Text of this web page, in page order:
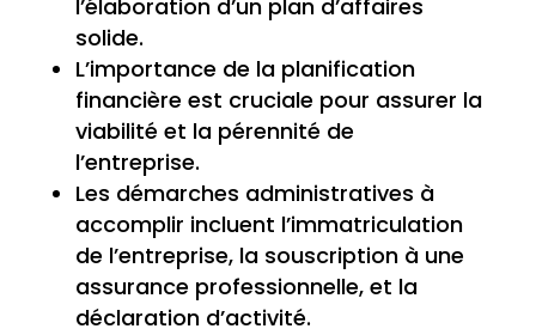
l’élaboration d’un plan d’affaires
solide.
L’importance de la planification
financière est cruciale pour assurer la
viabilité et la pérennité de
l’entreprise.
Les démarches administratives à
accomplir incluent l’immatriculation
de l’entreprise, la souscription à une
assurance professionnelle, et la
déclaration d’activité.